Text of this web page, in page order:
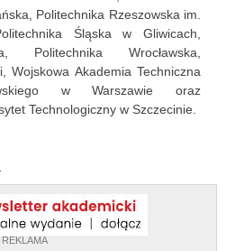
REKLAMA
Politechnika Rzeszowska im.
Śląska w Gliwicach,
Politechnika Wrocławska,
Wojskowa Akademia Techniczna
w Warszawie oraz
Technologiczny w Szczecinie.